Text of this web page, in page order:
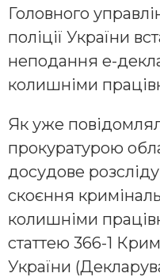
Головного
поліції України
неподання е-
колишніми
Як уже
прокуратурою
досудове
скоєння
колишніми
статтею 366-1
України